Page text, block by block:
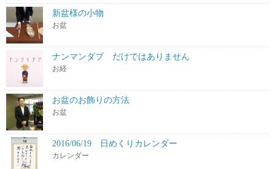
新盆様の小物
お盆
ナンマンダブ だけではありません
お経
お盆のお飾りの方法
お盆
2016/06/19 日めくりカレンダー
カレンダー